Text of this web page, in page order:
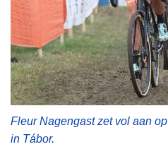
Fleur Nagengast zet vol aan
in Tábor.